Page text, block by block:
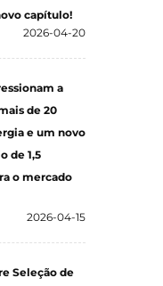
capítulo!
2026-04-20
a
de 20
e um novo
de 1,5
o mercado
2026-04-15
Seleção de